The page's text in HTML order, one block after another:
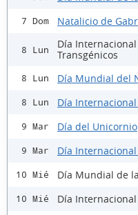
7 Dom Natalicio de
8 Lun
Día
Transgénicos
8 Lun Día Mundial del
8 Lun Día
9 Mar Día del Unicornio
9 Mar Día Internacional
10 Mié Día Mundial de
10 Mié Día